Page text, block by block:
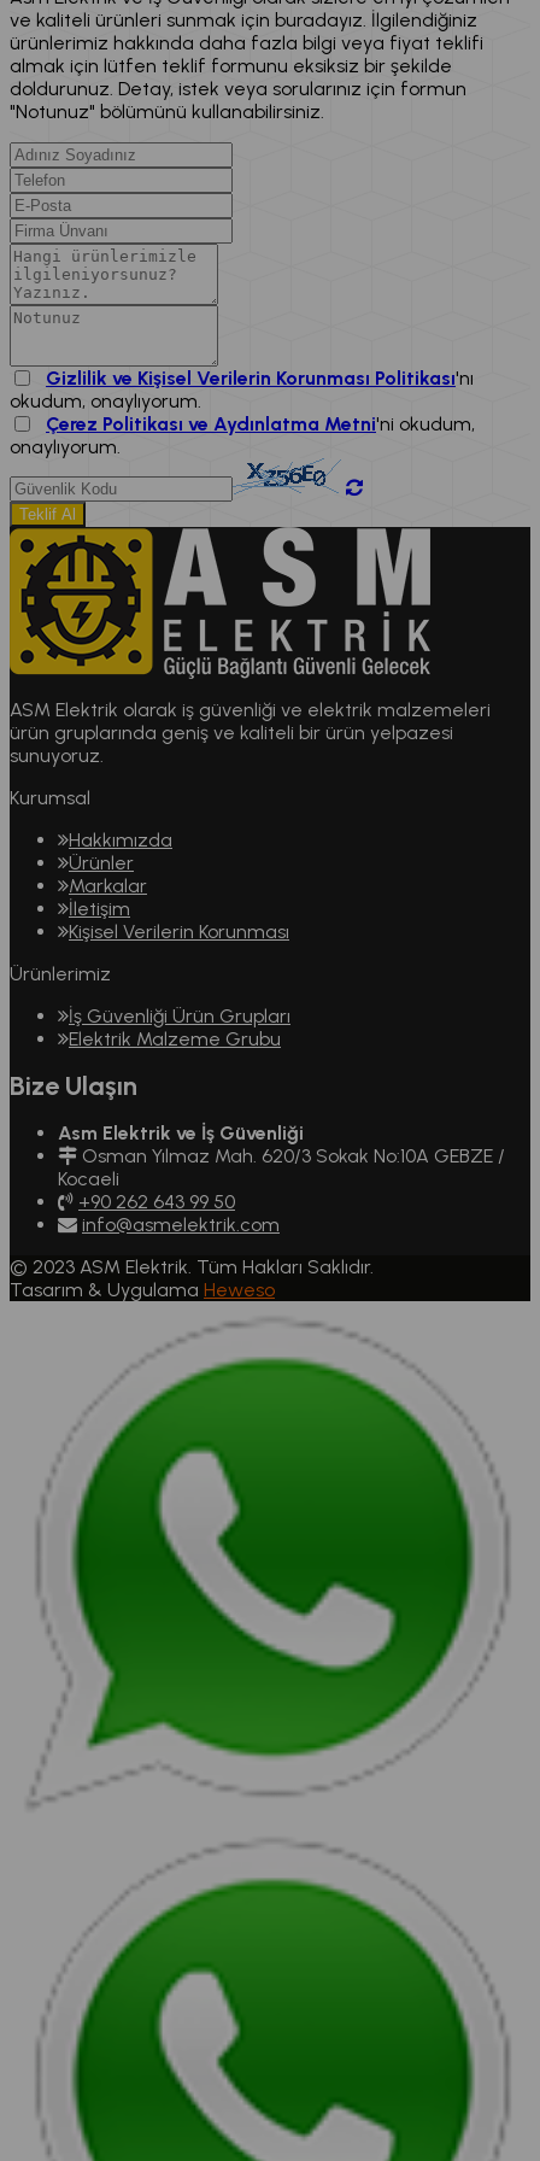
ve kaliteli ürünleri sunmak için buradayız. İlgilendiğiniz
ürünlerimiz hakkında daha fazla bilgi veya fiyat teklifi
almak için lütfen teklif formunu eksiksiz bir şekilde
doldurunuz. Detay, istek veya sorularınız için formun
"Notunuz" bölümünü kullanabilirsiniz.
Gizlilik ve Kişisel Verilerin Korunması Politikası'nı
okudum, onaylıyorum.
Çerez Politikası ve Aydınlatma Metni'ni okudum,
onaylıyorum.
Teklif Al
ASM Elektrik olarak iş güvenliği ve elektrik malzemeleri
ürün gruplarında geniş ve kaliteli bir ürün yelpazesi
sunuyoruz.
Kurumsal
Hakkımızda
Ürünler
Markalar
İletişim
Kişisel Verilerin Korunması
Ürünlerimiz
İş Güvenliği Ürün Grupları
Elektrik Malzeme Grubu
Bize Ulaşın
Asm Elektrik ve İş Güvenliği
Osman Yılmaz Mah. 620/3 Sokak No:10A GEBZE /
Kocaeli
+90 262 643 99 50
info@asmelektrik.com
© 2023 ASM Elektrik. Tüm Hakları Saklıdır.
Tasarım & Uygulama Heweso